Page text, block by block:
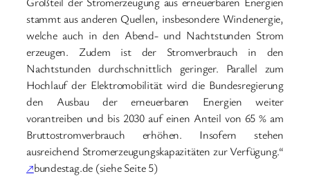
stammt aus anderen Quellen, insbesondere Windenergie,
welche auch in den Abend- und Nachtstunden Strom
erzeugen. Zudem ist der Stromverbrauch in den
Nachtstunden durchschnittlich geringer. Parallel zum
Hochlauf der Elektromobilität wird die Bundesregierung
den Ausbau der erneuerbaren Energien weiter
vorantreiben und bis 2030 auf einen Anteil von 65 % am
Bruttostromverbrauch erhöhen. Insofern stehen
ausreichend Stromerzeugungskapazitäten zur Verfügung.“
↗bundestag.de (siehe Seite 5)